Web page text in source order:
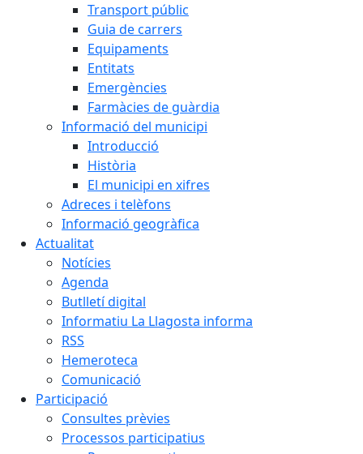
Transport públic
Guia de carrers
Equipaments
Entitats
Emergències
Farmàcies de guàrdia
Informació del municipi
Introducció
Història
El municipi en xifres
Adreces i telèfons
Informació geogràfica
Actualitat
Notícies
Agenda
Butlletí digital
Informatiu La Llagosta informa
RSS
Hemeroteca
Comunicació
Participació
Consultes prèvies
Processos participatius